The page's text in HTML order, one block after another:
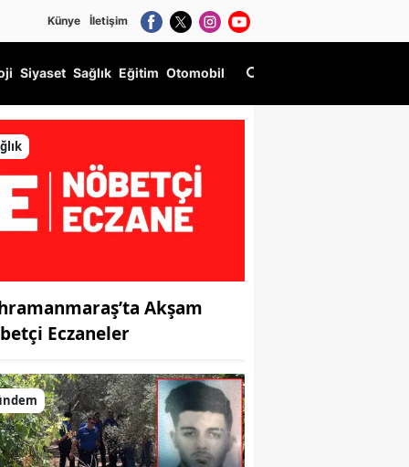
Künye İletişim
Siyaset Sağlık Eğitim Otomobil
Akşam
Eczaneler